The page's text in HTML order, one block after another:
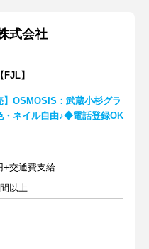
式会社
】
】OSMOSIS：武蔵小杉グラ
ネイル自由♪◆電話登録OK
+交通費支給
以上